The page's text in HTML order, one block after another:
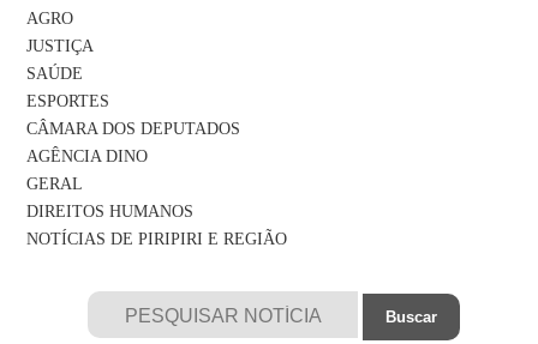
AGRO
JUSTIÇA
SAÚDE
ESPORTES
CÂMARA DOS DEPUTADOS
AGÊNCIA DINO
GERAL
DIREITOS HUMANOS
NOTÍCIAS DE PIRIPIRI E REGIÃO